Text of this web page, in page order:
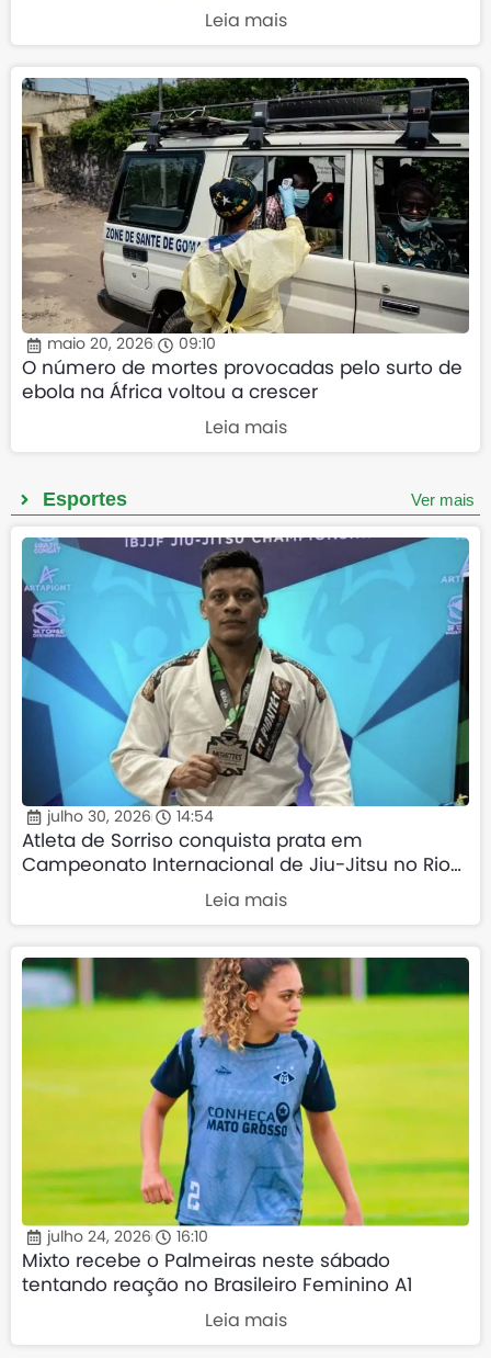
Leia mais
maio 20, 2026 09:10
O número de mortes provocadas pelo surto de
ebola na África voltou a crescer
Leia mais
Esportes Ver mais
julho 30, 2026 14:54
Atleta de Sorriso conquista prata em
Campeonato Internacional de Jiu-Jitsu no Rio
Leia mais
julho 24, 2026 16:10
Mixto recebe o Palmeiras neste sábado
tentando reação no Brasileiro Feminino A1
Leia mais